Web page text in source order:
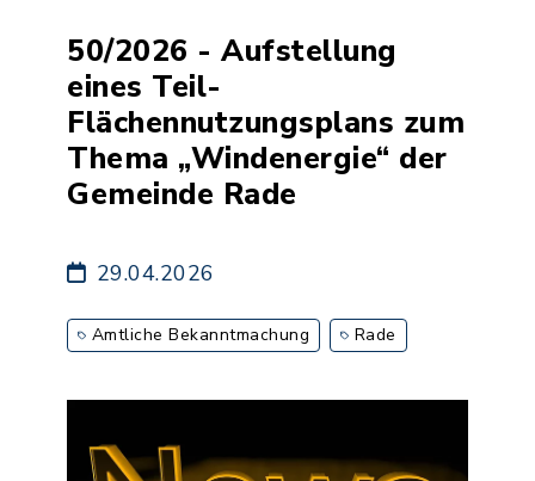
50/2026 - Aufstellung
eines Teil-
Flächennutzungsplans zum
Thema „Windenergie“ der
Gemeinde Rade
29.04.2026
Amtliche Bekanntmachung Rade